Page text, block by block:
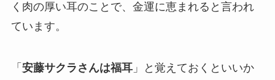
く肉の厚い耳のことで、金運に恵まれると言われ
ています。
「 安藤サクラさんは福耳」と覚えておくといいか